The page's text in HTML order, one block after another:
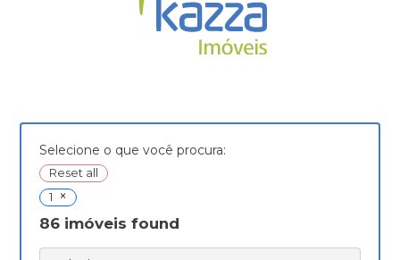
Selecione o que você procura:
Reset all
1
×
86 imóveis found